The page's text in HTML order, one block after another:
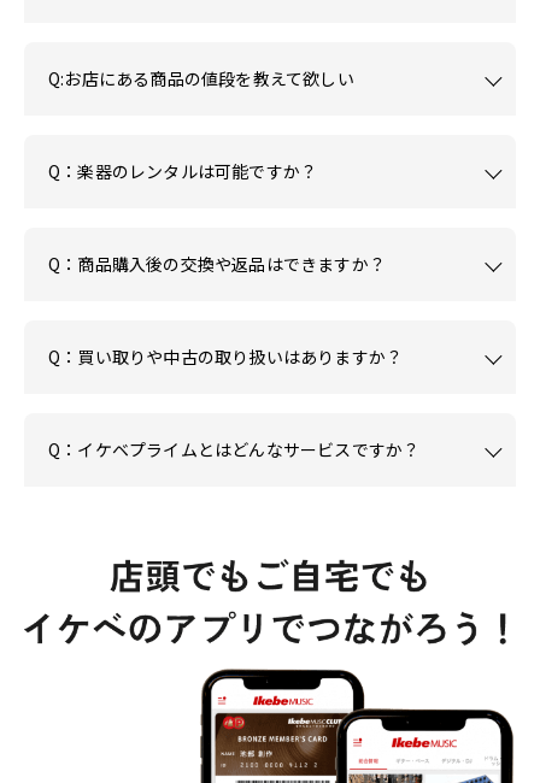
Q:お店にある商品の値段を教えて欲しい
Q：楽器のレンタルは可能ですか？
Q：商品購入後の交換や返品はできますか？
Q：買い取りや中古の取り扱いはありますか？
Q：イケベプライムとはどんなサービスですか？